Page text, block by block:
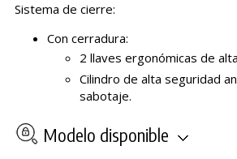
Sistema de cierre:
Con cerradura:
2 llaves ergonómicas de
Cilindro de alta seguridad
sabotaje.
Modelo disponible